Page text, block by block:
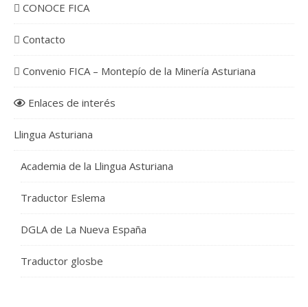
CONOCE FICA
Contacto
Convenio FICA – Montepío de la Minería Asturiana
Enlaces de interés
Llingua Asturiana
Academia de la Llingua Asturiana
Traductor Eslema
DGLA de La Nueva España
Traductor glosbe